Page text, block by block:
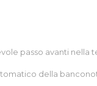
passo avanti nella
della